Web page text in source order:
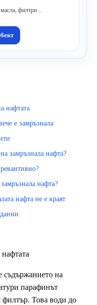
масла, филтри…
нафтата
е замръзнала
замръзнала нафта?
нафта?
нафта не е краят
съдържанието на
парафинът
филтър. Това води до